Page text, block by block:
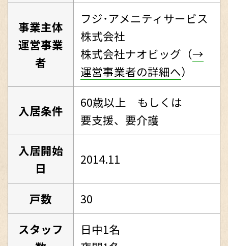
事業主体
運営事業
者
フジ･アメニティサービス
株式会社
株式会社ナオビッグ（→
運営事業者の詳細へ）
入居条件
60歳以上 もしくは
要支援、要介護
入居開始
日
2014.11
戸数
30
スタッフ
日中1名